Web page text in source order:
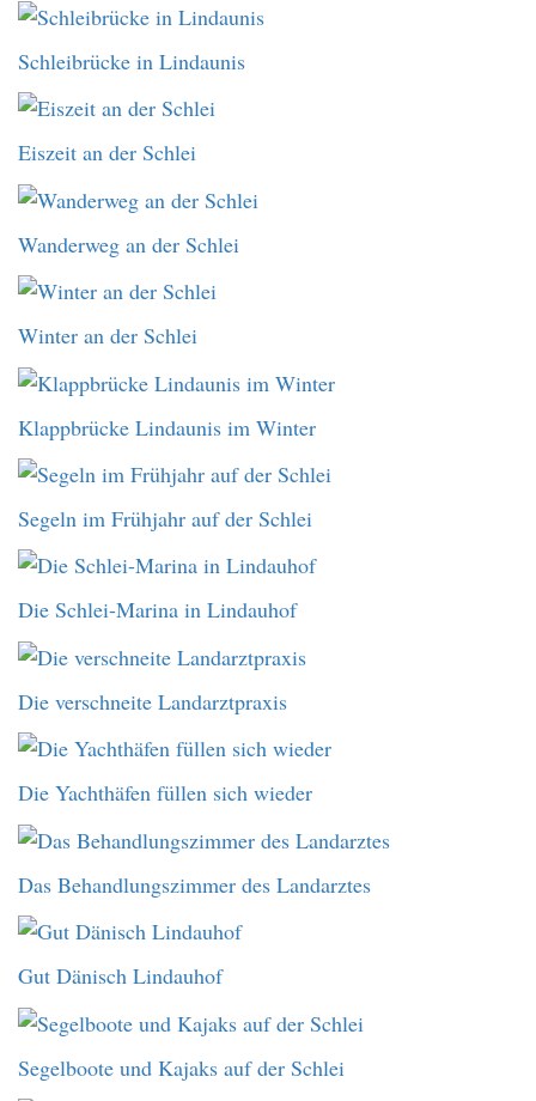
Schleibrücke in Lindaunis
Eiszeit an der Schlei
Wanderweg an der Schlei
Winter an der Schlei
Klappbrücke Lindaunis im Winter
Segeln im Frühjahr auf der Schlei
Die Schlei-Marina in Lindauhof
Die verschneite Landarztpraxis
Die Yachthäfen füllen sich wieder
Das Behandlungszimmer des Landarztes
Gut Dänisch Lindauhof
Segelboote und Kajaks auf der Schlei